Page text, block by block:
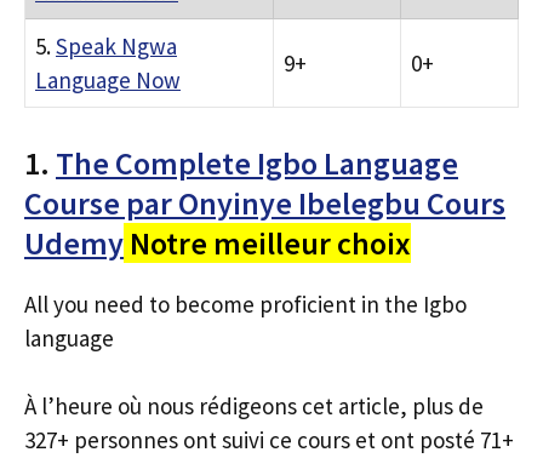
5.Speak Ngwa
Language Now
9+ 0+
1. The Complete Igbo Language
Course par Onyinye Ibelegbu Cours
Udemy Notre meilleur choix
All you need to become proficient in the Igbo
language
À l’heure où nous rédigeons cet article, plus de
327+ personnes ont suivi ce cours et ont posté 71+